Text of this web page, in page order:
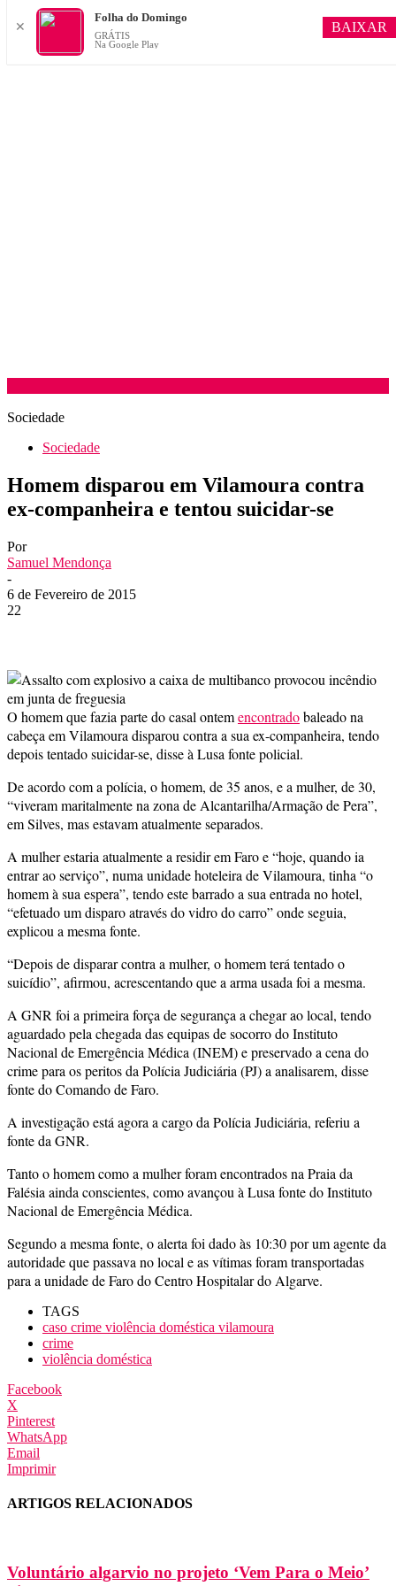
Sociedade
Sociedade
Homem disparou em Vilamoura contra
ex-companheira e tentou suicidar-se
Por
Samuel Mendonça
-
6 de Fevereiro de 2015
22
O homem que fazia parte do casal ontemencontradobaleado na
cabeça em Vilamoura disparou contra a sua ex-companheira, tendo
depois tentado suicidar-se, disse à Lusa fonte policial.
De acordo com a polícia, o homem, de 35 anos, e a mulher, de 30,
“viveram maritalmente na zona de Alcantarilha/Armação de Pera”,
em Silves, mas estavam atualmente separados.
A mulher estaria atualmente a residir em Faro e “hoje, quando ia
entrar ao serviço”, numa unidade hoteleira de Vilamoura, tinha “o
homem à sua espera”, tendo este barrado a sua entrada no hotel,
“efetuado um disparo através do vidro do carro” onde seguia,
explicou a mesma fonte.
“Depois de disparar contra a mulher, o homem terá tentado o
suicídio”, afirmou, acrescentando que a arma usada foi a mesma.
A GNR foi a primeira força de segurança a chegar ao local, tendo
aguardado pela chegada das equipas de socorro do Instituto
Nacional de Emergência Médica (INEM) e preservado a cena do
crime para os peritos da Polícia Judiciária (PJ) a analisarem, disse
fonte do Comando de Faro.
A investigação está agora a cargo da Polícia Judiciária, referiu a
fonte da GNR.
Tanto o homem como a mulher foram encontrados na Praia da
Falésia ainda conscientes, como avançou à Lusa fonte do Instituto
Nacional de Emergência Médica.
Segundo a mesma fonte, o alerta foi dado às 10:30 por um agente da
autoridade que passava no local e as vítimas foram transportadas
para a unidade de Faro do Centro Hospitalar do Algarve.
TAGS
caso crime violência doméstica vilamoura
crime
violência doméstica
Facebook
X
Pinterest
WhatsApp
Email
Imprimir
ARTIGOS RELACIONADOS
Voluntário algarvio no projeto ‘Vem Para o Meio’
✕
Folha do Domingo
GRÁTIS
Na Google Play
BAIXAR